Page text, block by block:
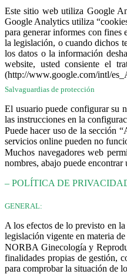
Este sitio web utiliza Google
Google Analytics utiliza
para generar informes con fines
la legislación, o cuando dichos
los datos o la información
website, usted consiente el
(http://www.google.com/intl/
Salvaguardias de protección
El usuario puede configurar su
las instrucciones en la
Puede hacer uso de la sección
servicios online pueden no
Muchos navegadores web
nombres, abajo puede encontrar
– POLÍTICA DE
GENERAL:
A los efectos de lo previsto en
legislación vigente en materia
NORBA Ginecología y
finalidades propias de gestión,
para comprobar la situación de